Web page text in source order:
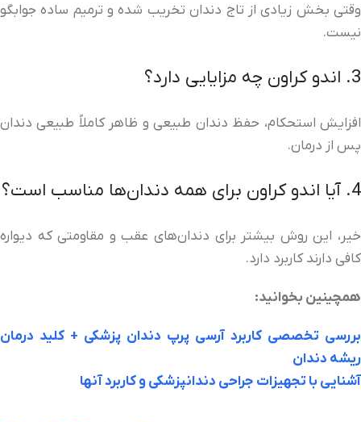
وقتی بخش زیادی از تاج دندان تخریب شده و ترمیم ساده جوابگو
نیست.
3. اندو کراون چه مزایایی دارد؟
افزایش استحکام، حفظ دندان طبیعی و ظاهر کاملاً طبیعی دندان
پس از درمان.
4. آیا اندو کراون برای همه دندان‌ها مناسب است؟
خیر، این روش بیشتر برای دندان‌های عقب و مقاومتی که دیواره
کافی دارند کاربرد دارد.
همچینین بخوانید:
بررسی تخصصی کاربرد آرسی پرپ دندان پزشکی + کلید درمان
ریشه دندان
آشنایی با تجهیزات جراحی دندانپزشکی و کاربرد آنها